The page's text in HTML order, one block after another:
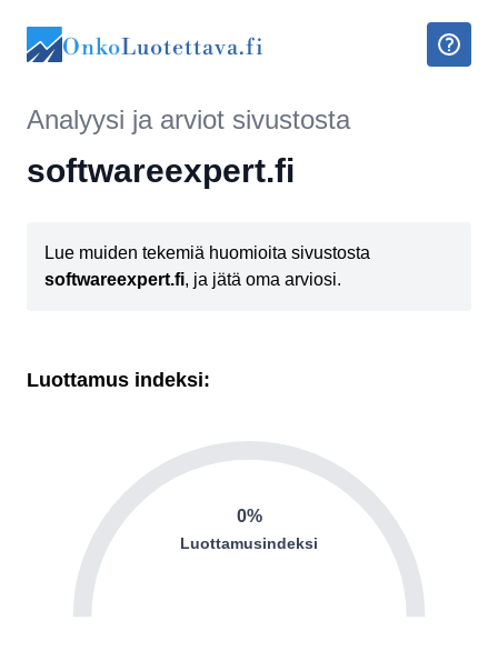
OnkoLuotettava.fi
Analyysi ja arviot sivustosta
softwareexpert.fi
Lue muiden tekemiä huomioita sivustosta
softwareexpert.fi, ja jätä oma arviosi.
Luottamus indeksi:
0%
Luottamusindeksi